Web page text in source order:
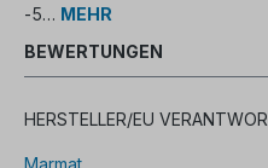
-5… MEHR
BEWERTUNGEN
HERSTELLER/EU
Marmat